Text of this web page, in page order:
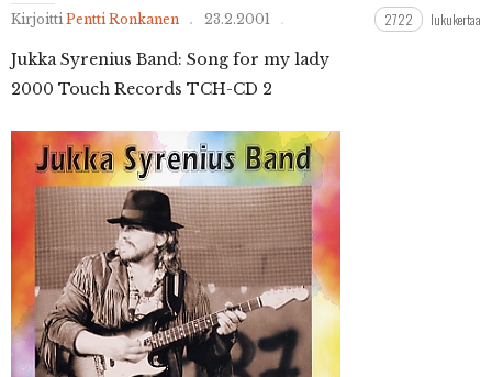
Kirjoitti Pentti Ronkanen 23.2.2001 2722 lukukertaa
JukkaSyrenius Band: Song for my lady
2000 Touch Records TCH-CD 2